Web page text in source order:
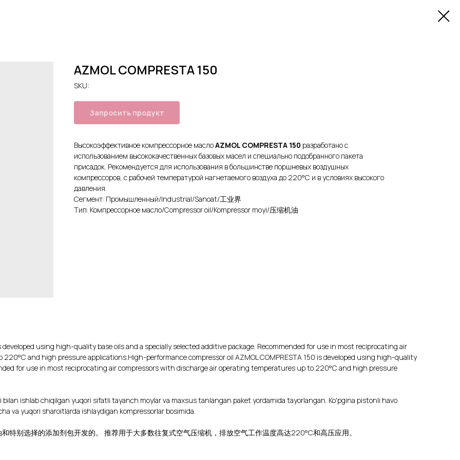
AZMOL COMPRESTA 150
SKU:
Запросить продукт
Высокоэффективное компрессорное маслоAZMOL COMPRESTA 150 разработано с
использованием высококачественных базовых масел и специально подобранного пакета
присадок. Рекомендуется для использования в большинстве поршневых воздушных
компрессоров, с рабочей температурой нагнетаемого воздуха до 220°C и в условиях высокого
давления.
Сегмент: Промышленный/Industrial/Sanoat/工业界
Тип: Компрессорное масло/Compressor oil/Kompressor moyi/压缩机油
using high-quality base oils and a specially selected additive package. Recommended for use in most reciprocating air
and high pressure applications.High-performance compressor oil AZMOL COMPRESTA 150 is developed using high-quality
for use in most reciprocating air compressors with discharge air operating temperatures up to 220°C and high pressure
bilan ishlab chiqilgan yuqori sifatli tayanch moylar va maxsus tanlangan paket yordamida tayorlangan. Ko'pgina pistonli havo
va yuqori sharoitlarda ishlaydigan kompressorlar bosimida.
特别选择的添加剂包开发的。 推荐用于大多数往复式空气压缩机，排放空气工作温度高达220°C和高压应用。